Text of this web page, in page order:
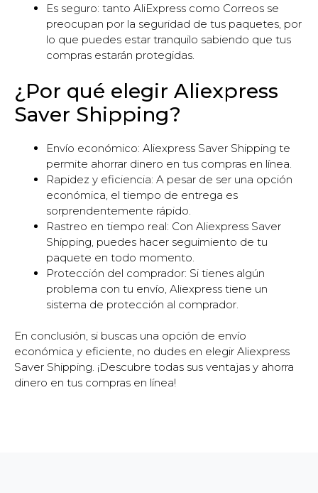
Es seguro: tanto AliExpress como Correos se
preocupan por la seguridad de tus paquetes, por
lo que puedes estar tranquilo sabiendo que tus
compras estarán protegidas.
¿Por qué elegir Aliexpress
Saver Shipping?
Envío económico: Aliexpress Saver Shipping te
permite ahorrar dinero en tus compras en línea.
Rapidez y eficiencia: A pesar de ser una opción
económica, el tiempo de entrega es
sorprendentemente rápido.
Rastreo en tiempo real: Con Aliexpress Saver
Shipping, puedes hacer seguimiento de tu
paquete en todo momento.
Protección del comprador: Si tienes algún
problema con tu envío, Aliexpress tiene un
sistema de protección al comprador.
En conclusión, si buscas una opción de envío
económica y eficiente, no dudes en elegir Aliexpress
Saver Shipping. ¡Descubre todas sus ventajas y ahorra
dinero en tus compras en línea!